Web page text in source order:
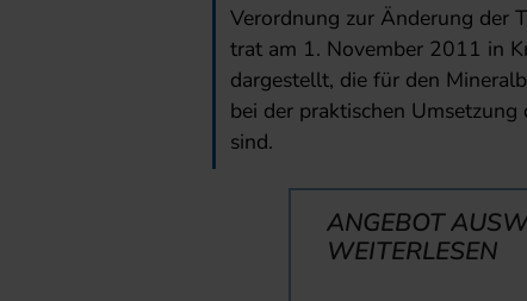
Verordnung zur Änderung der
trat am 1. November 2011 in
dargestellt, die für den
bei der praktischen
sind.
ANGEBOT
WEITERLESEN